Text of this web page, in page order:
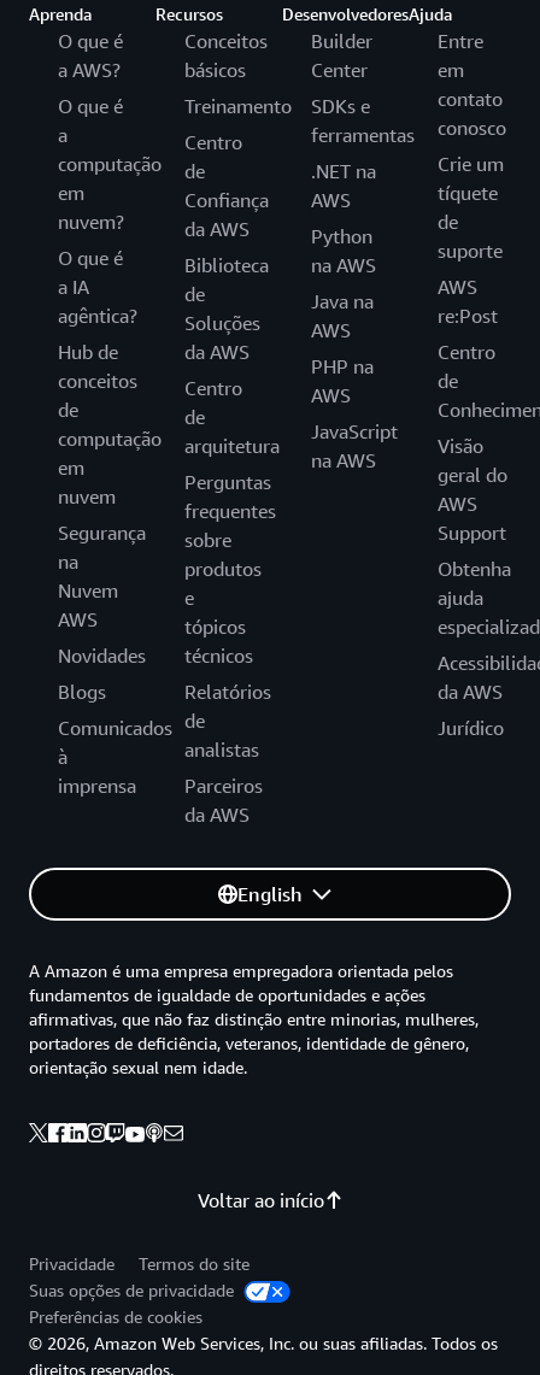
Aprenda
O que é
a AWS?
O que é
a
computação
em
nuvem?
O que é
a IA
agêntica?
Hub de
conceitos
de
computação
em
nuvem
Segurança
na
Nuvem
AWS
Novidades
Blogs
Comunicados
à
imprensa
Recursos
Conceitos
básicos
Treinamento
Centro
de
Confiança
da AWS
Biblioteca
de
Soluções
da AWS
Centro
de
arquitetura
Perguntas
frequentes
sobre
produtos
e
tópicos
técnicos
Relatórios
de
analistas
Parceiros
da AWS
Desenvolvedores
Builder
Center
SDKs e
ferramentas
.NET na
AWS
Python
na AWS
Java na
AWS
PHP na
AWS
JavaScript
na AWS
Ajuda
Entre
em
contato
conosco
Crie um
tíquete
de
suporte
AWS
re:Post
Centro
de
Visão
geral do
AWS
Support
Obtenha
ajuda
da AWS
Jurídico
English
Voltar ao início
A Amazon é uma empresa empregadora orientada pelos
fundamentos de igualdade de oportunidades e ações
afirmativas, que não faz distinção entre minorias, mulheres,
portadores de deficiência, veteranos, identidade de gênero,
orientação sexual nem idade.
Privacidade
Termos do site
Suas opções de privacidade
Preferências de cookies
© 2026, Amazon Web Services, Inc. ou suas afiliadas. Todos os
direitos reservados.